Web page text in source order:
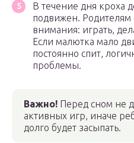
В течение дня кроха
подвижен. Родителям
внимания: играть,
Если малютка мало
постоянно спит,
проблемы.
Важно! Перед сном не
активных игр, иначе
долго будет засыпать.